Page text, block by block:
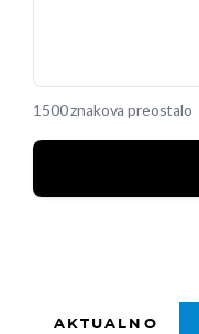
1500 znakova preostalo
AKTUALNO